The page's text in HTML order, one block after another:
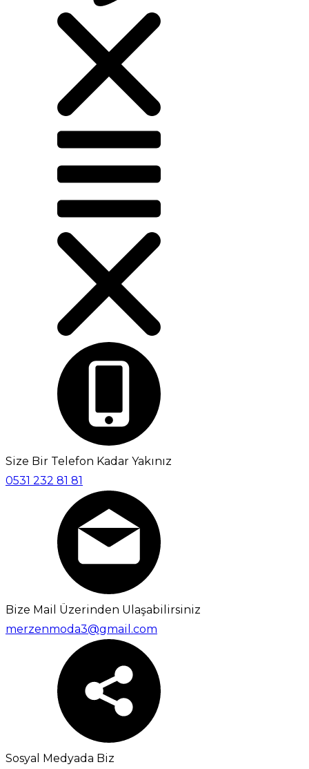
Size Bir Telefon Kadar Yakınız
0531 232 81 81
Bize Mail Üzerinden Ulaşabilirsiniz
merzenmoda3@gmail.com
Sosyal Medyada Biz